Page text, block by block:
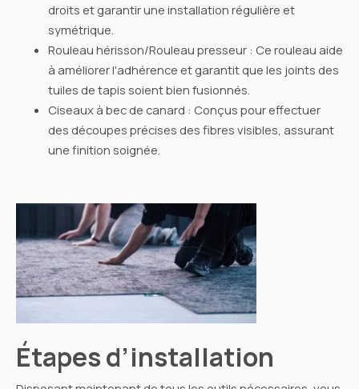
droits et garantir une installation régulière et
symétrique.
Rouleau hérisson/Rouleau presseur : Ce rouleau aide
à améliorer l'adhérence et garantit que les joints des
tuiles de tapis soient bien fusionnés.
Ciseaux à bec de canard : Conçus pour effectuer
des découpes précises des fibres visibles, assurant
une finition soignée.
Étapes d’installation